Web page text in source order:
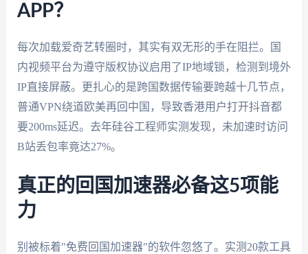
APP？
每次加载爱奇艺转圈时，其实有双无形的手在阻拦。国
内视频平台为遵守版权协议启用了IP地域锁，检测到境外
IP直接屏蔽。更扎心的是跨国数据传输要跨越十几节点，
普通VPN绕道欧美再回中国，导致香港用户打开抖音都
要200ms延迟。去年硅谷工程师实测发现，未加速时访问
B站丢包率竟达27%。
真正的回国加速器必备这5项能
力
别被标着"免费回国加速器"的软件忽悠了。实测20款工具